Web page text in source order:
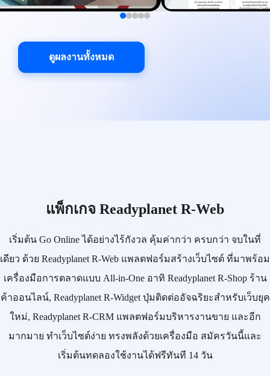
ดูผลงานทั้งหมด
แพ็กเกจ Readyplanet R-Web
เริ่มต้น Go Onlineได้อย่างไร้กังวล คุ้มค่ากว่า ครบกว่า จบในที่
เดียว ด้วย Readyplanet R-Web แพลตฟอร์มสร้างเว็บไซต์ ที่มาพร้อม
เครื่องมือการตลาดแบบ All-in-Oneอาทิ Readyplanet R-Shopร้าน
ค้าออนไลน์, Readyplanet R-Widgetปุ่มติดต่ออัจฉริยะสำหรับเว็บยุค
ใหม่, Readyplanet R-CRMแพลตฟอร์มบริหารงานขาย และอีก
มากมาย ทำเว็บไซต์ง่าย ทรงพลังด้วยเครื่องมือ สมัครวันนี้และ
เริ่มต้นทดลองใช้งานได้ฟรีทันที 14 วัน